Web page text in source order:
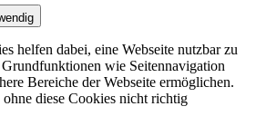
helfen dabei, eine Webseite nutzbar zu
wie Seitennavigation
Bereiche der Webseite ermöglichen.
diese Cookies nicht richtig